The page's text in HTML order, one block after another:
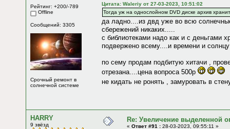
Рейтинг: +200/-789
Offline
Сообщений: 3305
Срочный ремонт в
солнечной системе
Цитата: Waleriy от 27-03-2023, 10:51:02
Тогда уж на однослойном DVD диске архив
да ладно....из двд уже во всю
сбережений никаких.....
с библиотеками надо как и с деньгами
подвержено всему....и времени и
по сему продам подбитую хитачи ,
отрезана....цена вопроса 500р
не кидать не ронять , замуровать в
HARRY
9 звёзд
Re: Увеличение выделенной
« Ответ #91 : 28-03-2023, 09:55:11 »